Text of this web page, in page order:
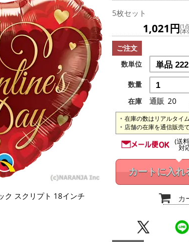
ク スクリプト 18インチ
5枚セット
1,021円(1
(本
ご注文
数単位
数量
在庫
通販 20
在庫の数はリアルタイ
店舗の在庫を通信販売
(送
対
カートに入れ
カ